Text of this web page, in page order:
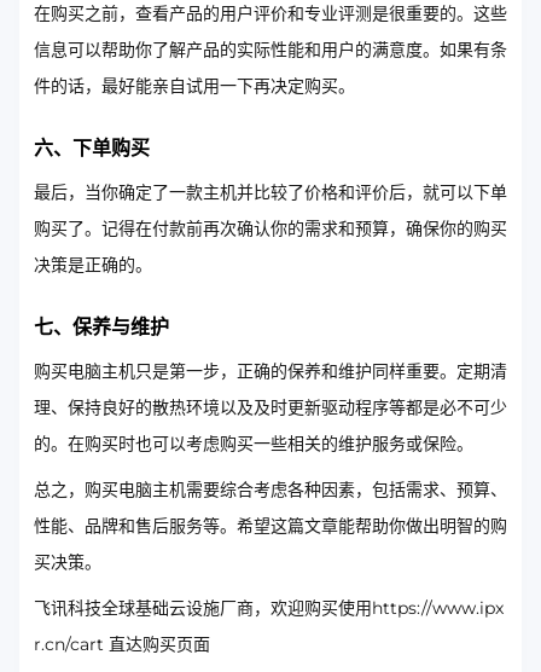
在购买之前，查看产品的用户评价和专业评测是很重要的。这些
信息可以帮助你了解产品的实际性能和用户的满意度。如果有条
件的话，最好能亲自试用一下再决定购买。
六、下单购买
最后，当你确定了一款主机并比较了价格和评价后，就可以下单
购买了。记得在付款前再次确认你的需求和预算，确保你的购买
决策是正确的。
七、保养与维护
购买电脑主机只是第一步，正确的保养和维护同样重要。定期清
理、保持良好的散热环境以及及时更新驱动程序等都是必不可少
的。在购买时也可以考虑购买一些相关的维护服务或保险。
总之，购买电脑主机需要综合考虑各种因素，包括需求、预算、
性能、品牌和售后服务等。希望这篇文章能帮助你做出明智的购
买决策。
飞讯科技全球基础云设施厂商，欢迎购买使用https://www.ipx
r.cn/cart 直达购买页面